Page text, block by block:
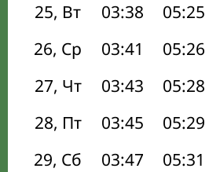
25, Вт
03:38 05:25
26, Ср
03:41 05:26
27, Чт
03:43 05:28
28, Пт
03:45 05:29
29, Сб
03:47 05:31